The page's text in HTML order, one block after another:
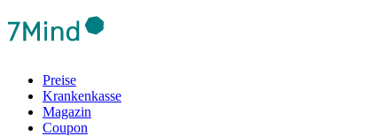
Preise
Krankenkasse
Magazin
Coupon